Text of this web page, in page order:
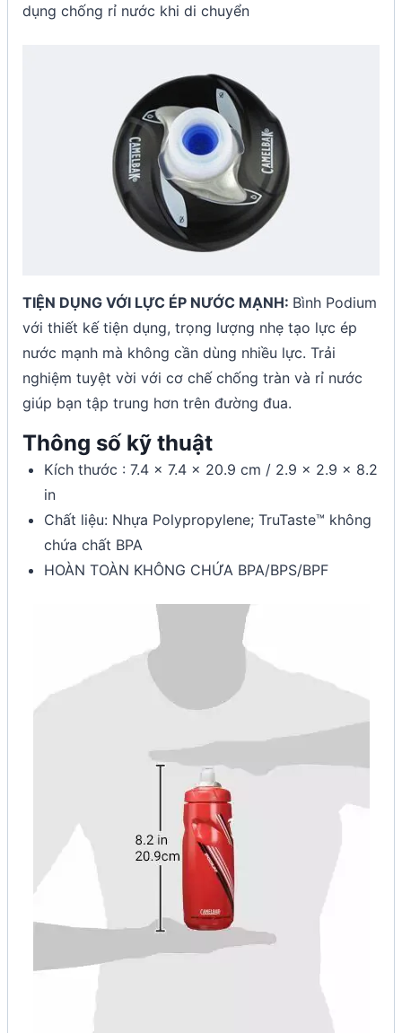
dụng chống rỉ nước khi di chuyển
TIỆN DỤNG VỚI LỰC ÉP NƯỚC MẠNH: Bình Podium
với thiết kế tiện dụng, trọng lượng nhẹ tạo lực ép
nước mạnh mà không cần dùng nhiều lực. Trải
nghiệm tuyệt vời với cơ chế chống tràn và rỉ nước
giúp bạn tập trung hơn trên đường đua.
Thông số kỹ thuật
Kích thước : 7.4 x 7.4 x 20.9 cm / 2.9 x 2.9 x 8.2
in
Chất liệu: Nhựa Polypropylene; TruTaste™ không
chứa chất BPA
HOÀN TOÀN KHÔNG CHỨA BPA/BPS/BPF